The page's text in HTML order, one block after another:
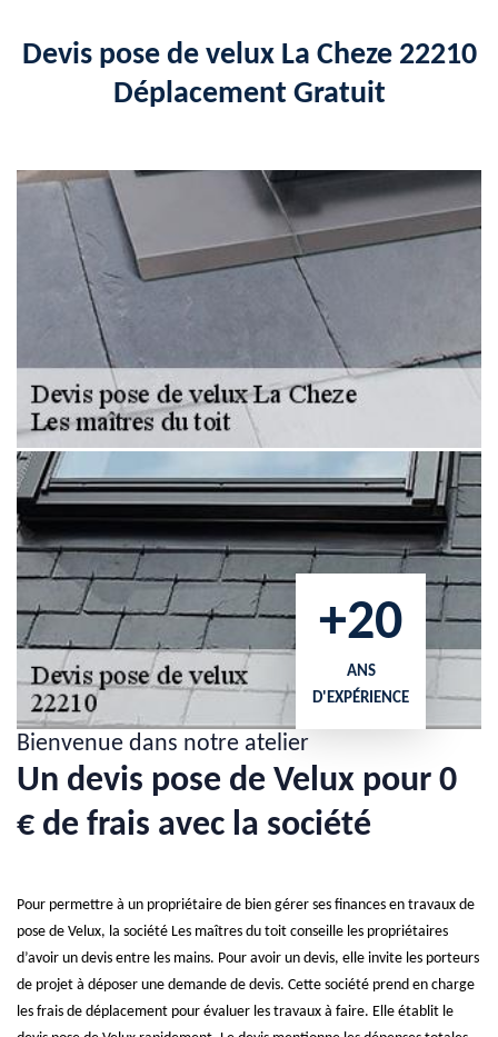
Devis pose de velux La Cheze 22210
Déplacement Gratuit
+20
ANS
D'EXPÉRIENCE
Bienvenue dans notre atelier
Un devis pose de Velux pour 0
€ de frais avec la société
Pour permettre à un propriétaire de bien gérer ses finances en travaux de
pose de Velux, la société Les maîtres du toit conseille les propriétaires
d’avoir un devis entre les mains. Pour avoir un devis, elle invite les porteurs
de projet à déposer une demande de devis. Cette société prend en charge
les frais de déplacement pour évaluer les travaux à faire. Elle établit le